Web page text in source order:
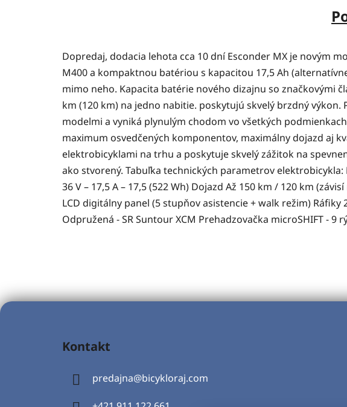
Dopredaj, dodacia lehota cca 10 dní Esconder MX je novým
M400 a kompaktnou batériou s kapacitou 17,5 Ah
mimo neho. Kapacita batérie nového dizajnu so značkovými
km (120 km) na jedno nabitie. poskytujú skvelý brzdný
modelmi a vyniká plynulým chodom vo všetkých
maximum osvedčených komponentov, maximálny dojazd aj
elektrobicyklami na trhu a poskytuje skvelý zážitok na
ako stvorený. Tabuľka technických parametrov elektrobicykla:
36 V – 17,5 A – 17,5 (522 Wh) Dojazd Až 150 km / 120 km
LCD digitálny panel (5 stupňov asistencie + walk režim) Ráfiky
Odpružená - SR Suntour XCM Prehadzovačka microSHIFT -
Kontakt
predajna@bicykloraj.com